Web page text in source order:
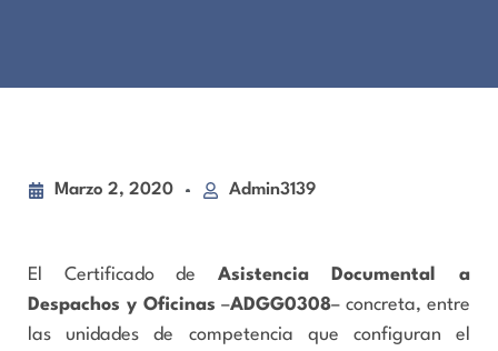
Marzo 2, 2020 Admin3139
El Certificado de Asistencia Documental a
Despachos y Oficinas –ADGG0308– concreta, entre
las unidades de competencia que configuran el